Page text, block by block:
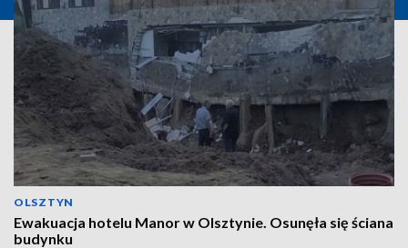
OLSZTYN
Ewakuacja hotelu Manor w Olsztynie. Osunęła się ściana
budynku